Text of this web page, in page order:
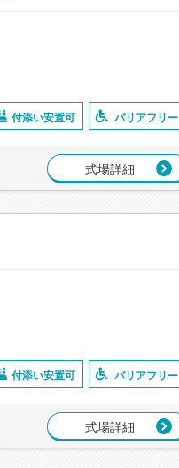
付添い安置可 バリアフリー
式場詳細
付添い安置可 バリアフリー
式場詳細